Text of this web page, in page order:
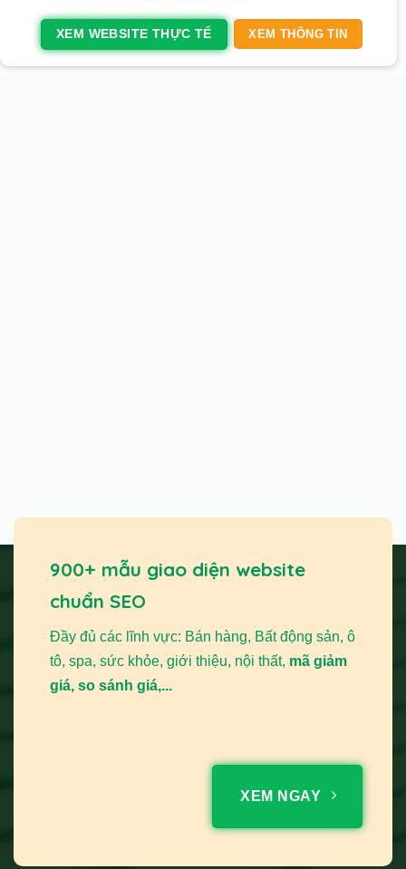
XEM WEBSITE THỰC TẾ XEM THÔNG TIN
900+ mẫu giao diện website
chuẩn SEO
Đầy đủ các lĩnh vực: Bán hàng, Bất động sản, ô
tô, spa, sức khỏe, giới thiệu, nội thất, mã giảm
giá, so sánh giá,...
XEM NGAY